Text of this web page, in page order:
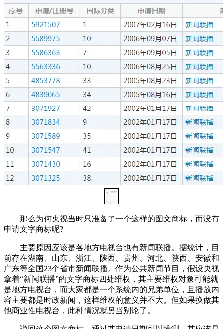
那么为何央视当时只准备了一个这样的图文商标，而没有
申请文字商标呢?
主要原因应该是各地方电视台也有新闻联播。据统计，目
前存在湖南、山东、浙江、陕西、贵州、河北、陕西、安徽和
广东等全国23个省市新闻联播。作为公共新闻节目，假设央视
拿着“新闻联播”的文字商标四处维权，其主要维权对象可能就
是地方电视台，而大家都是一个系统内的兄弟单位，且播放内
容主要都是时政新闻，这样维权的意义并不大。但如果换做其
他商业性电视台，此种情况就另当别论了。